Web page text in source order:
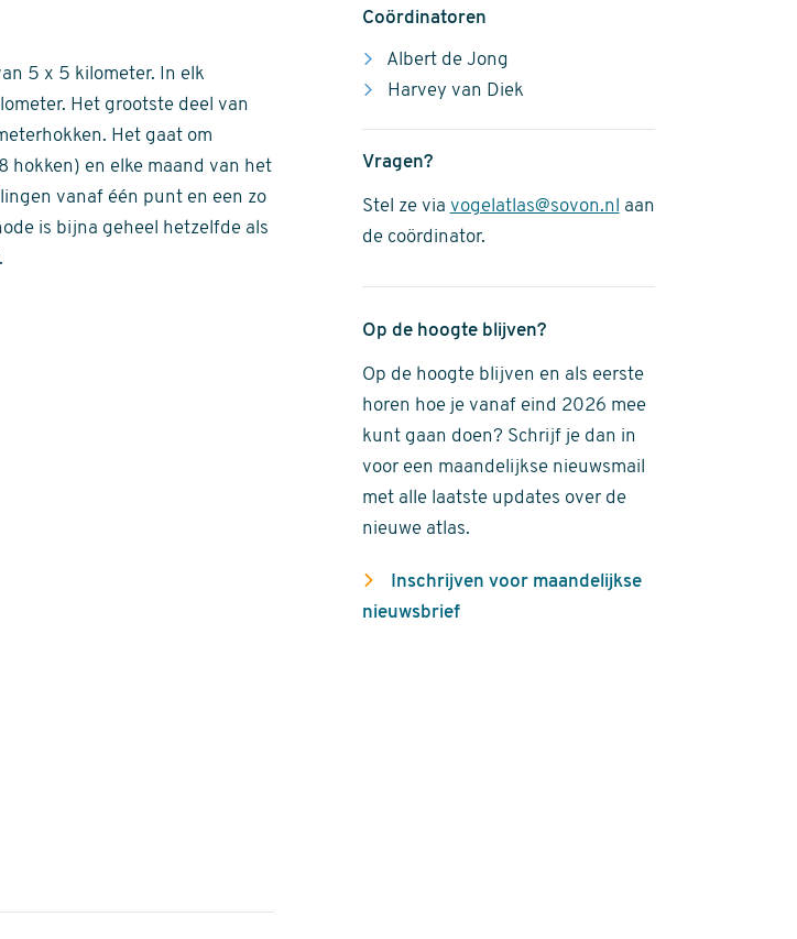
5 x 5 kilometer. In elk
Het grootste deel van
Het gaat om
hokken) en elke maand van het
vanaf één punt en een zo
is bijna geheel hetzelfde als
Coördinatoren
Albert de Jong
Harvey van Diek
Vragen?
Stel ze via vogelatlas@sovon.nl
aan
de coördinator.
Op de hoogte blijven?
Op de hoogte blijven en als eerste
horen hoe je vanaf eind 2026 mee
kunt gaan doen? Schrijf je dan in
voor een maandelijkse nieuwsmail
met alle laatste updates over de
nieuwe atlas.
Inschrijven voor maandelijkse
nieuwsbrief